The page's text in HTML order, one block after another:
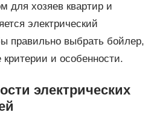
для хозяев квартир и
электрический
правильно выбрать бойлер,
критерии и особенности.
электрических